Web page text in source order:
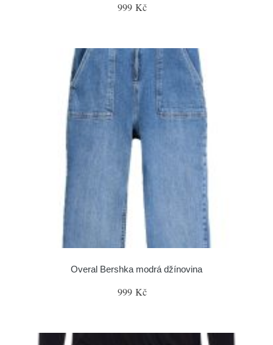
999 Kč
Overal Bershka modrá džínovina
999 Kč